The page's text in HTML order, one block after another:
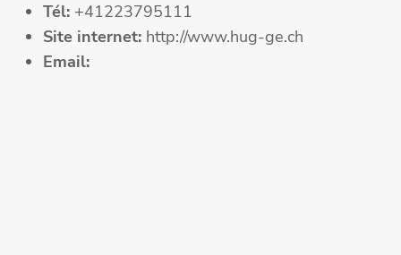
Tél: +41223795111
Site internet: http://www.hug-ge.ch
Email: